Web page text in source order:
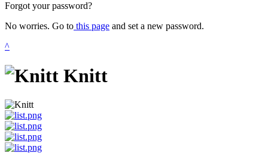
Forgot your password?
No worries. Go to this page and set a new password.
^
Knitt